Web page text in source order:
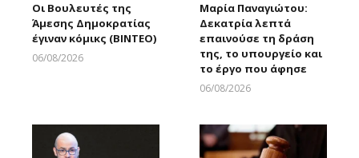
Οι Βουλευτές της
Άμεσης Δημοκρατίας
έγιναν κόμικς (ΒΙΝΤΕΟ)
06/08/2026
Μαρία Παναγιώτου:
Δεκατρία λεπτά
επαινούσε τη δράση
της, το υπουργείο και
το έργο που άφησε
06/08/2026